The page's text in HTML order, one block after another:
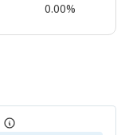
0.00%